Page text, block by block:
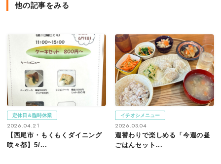
他の記事をみる
定休日＆臨時休業
2026.04.21
【西尾市・もくもくダイニング
咲々都】5/...
イチオシメニュー
2026.03.04
週替わりで楽しめる「今週の昼
ごはんセット...